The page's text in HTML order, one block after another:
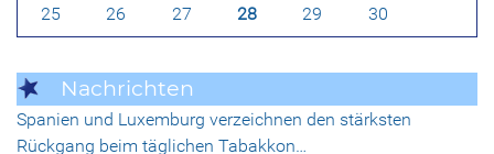
25 26 27 28 29 30
Nachrichten
Spanien und Luxemburg verzeichnen den stärksten
Rückgang beim täglichen Tabakkon…